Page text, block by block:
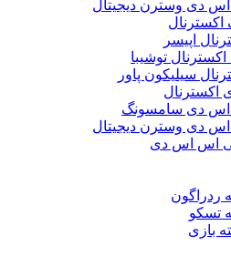
دی وسترن دیجیتال
اکسترنال
اپیسر
اکسترنال توشیبا
سیلیکون پاور
دی سامسونگ
دی وسترن دیجیتال
اس اس دی
ردراگون
تسکو
بازی